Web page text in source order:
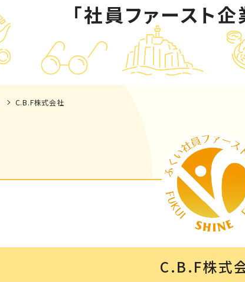
「社員ファースト企
C.B.F株式会社
C.B.F株式